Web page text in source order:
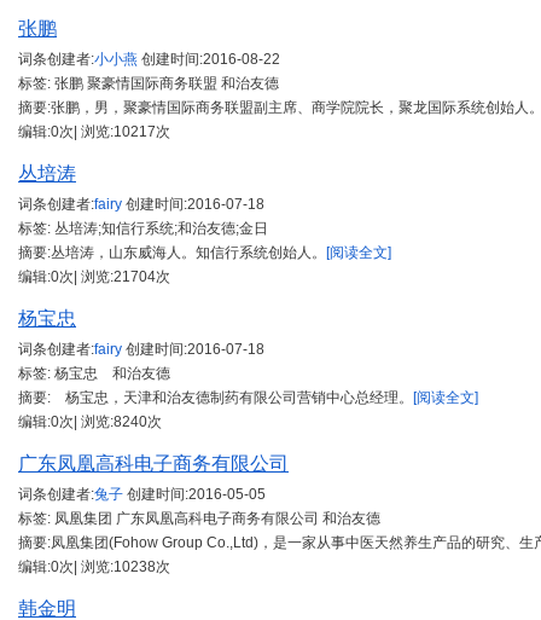
张鹏
词条创建者:小小燕 创建时间:2016-08-22
标签: 张鹏 聚豪情国际商务联盟 和治友德
摘要:张鹏，男，聚豪情国际商务联盟副主席、商学院院长，聚龙国际系统创始人
编辑:0次| 浏览:10217次
丛培涛
词条创建者:fairy 创建时间:2016-07-18
标签: 丛培涛;知信行系统;和治友德;金日
摘要:丛培涛，山东威海人。知信行系统创始人。
[阅读全文]
编辑:0次| 浏览:21704次
杨宝忠
词条创建者:fairy 创建时间:2016-07-18
标签: 杨宝忠 和治友德
摘要: 杨宝忠，天津和治友德制药有限公司营销中心总经理。
[阅读全文]
编辑:0次| 浏览:8240次
广东凤凰高科电子商务有限公司
词条创建者:兔子 创建时间:2016-05-05
标签: 凤凰集团 广东凤凰高科电子商务有限公司 和治友德
摘要:凤凰集团(Fohow Group Co.,Ltd)，是一家从事中医天然养生产品的研究、
编辑:0次| 浏览:10238次
韩金明